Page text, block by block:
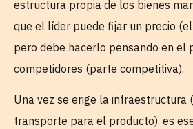
estructura propia de los bienes
que el líder puede fijar un precio
pero debe hacerlo pensando en el
competidores (parte competitiva).
Una vez se erige la infraestructura
transporte para el producto), es